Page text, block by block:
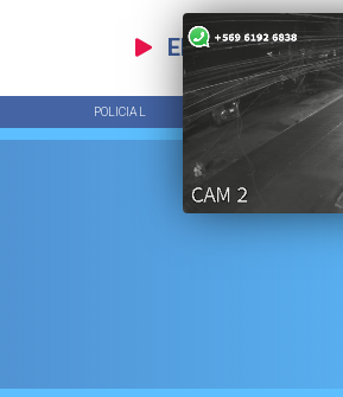
EN VIVO
POLICIAL TENDENCIAS